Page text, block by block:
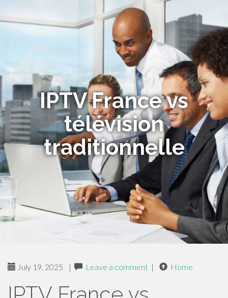
IPTV France vs
télévision
traditionnelle
July 19, 2025 | Leave a comment | Home